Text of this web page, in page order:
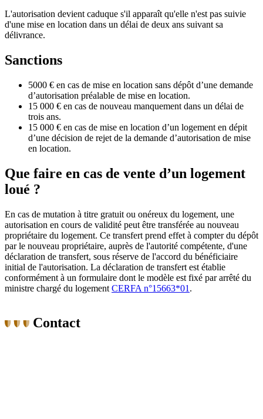
L'autorisation devient caduque s'il apparaît qu'elle n'est pas suivie
d'une mise en location dans un délai de deux ans suivant sa
délivrance.
Sanctions
5000 € en cas de mise en location sans dépôt d’une demande
d’autorisation préalable de mise en location.
15 000 € en cas de nouveau manquement dans un délai de
trois ans.
15 000 € en cas de mise en location d’un logement en dépit
d’une décision de rejet de la demande d’autorisation de mise
en location.
Que faire en cas de vente d’un logement
loué ?
En cas de mutation à titre gratuit ou onéreux du logement, une
autorisation en cours de validité peut être transférée au nouveau
propriétaire du logement. Ce transfert prend effet à compter du dépôt
par le nouveau propriétaire, auprès de l'autorité compétente, d'une
déclaration de transfert, sous réserve de l'accord du bénéficiaire
initial de l'autorisation. La déclaration de transfert est établie
conformément à un formulaire dont le modèle est fixé par arrêté du
ministre chargé du logement CERFA n°15663*01 .
Contact